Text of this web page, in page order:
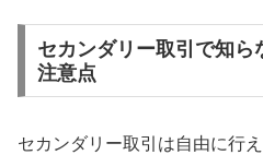
セカンダリー取引で知ら
注意点
セカンダリー取引は自由に行